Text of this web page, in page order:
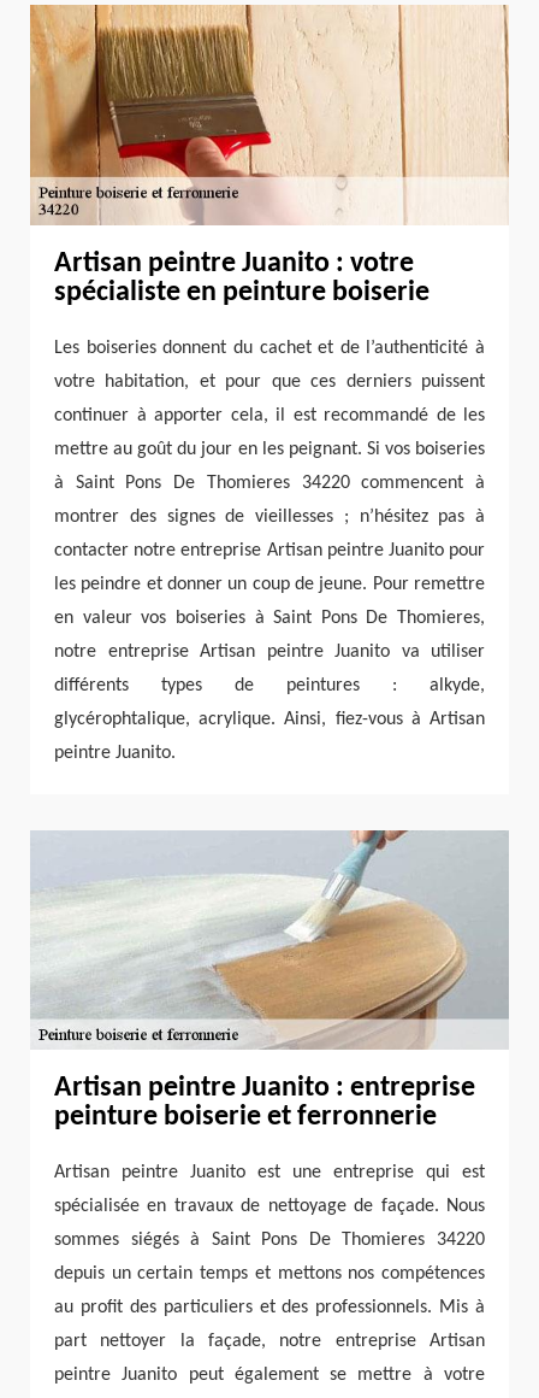
Artisan peintre Juanito : votre
spécialiste en peinture boiserie
Les boiseries donnent du cachet et de l’authenticité à
votre habitation, et pour que ces derniers puissent
continuer à apporter cela, il est recommandé de les
mettre au goût du jour en les peignant. Si vos boiseries
à Saint Pons De Thomieres 34220 commencent à
montrer des signes de vieillesses ; n’hésitez pas à
contacter notre entreprise Artisan peintre Juanito pour
les peindre et donner un coup de jeune. Pour remettre
en valeur vos boiseries à Saint Pons De Thomieres,
notre entreprise Artisan peintre Juanito va utiliser
différents types de peintures : alkyde,
glycérophtalique, acrylique. Ainsi, fiez-vous à Artisan
peintre Juanito.
Artisan peintre Juanito : entreprise
peinture boiserie et ferronnerie
Artisan peintre Juanito est une entreprise qui est
spécialisée en travaux de nettoyage de façade. Nous
sommes siégés à Saint Pons De Thomieres 34220
depuis un certain temps et mettons nos compétences
au profit des particuliers et des professionnels. Mis à
part nettoyer la façade, notre entreprise Artisan
peintre Juanito peut également se mettre à votre